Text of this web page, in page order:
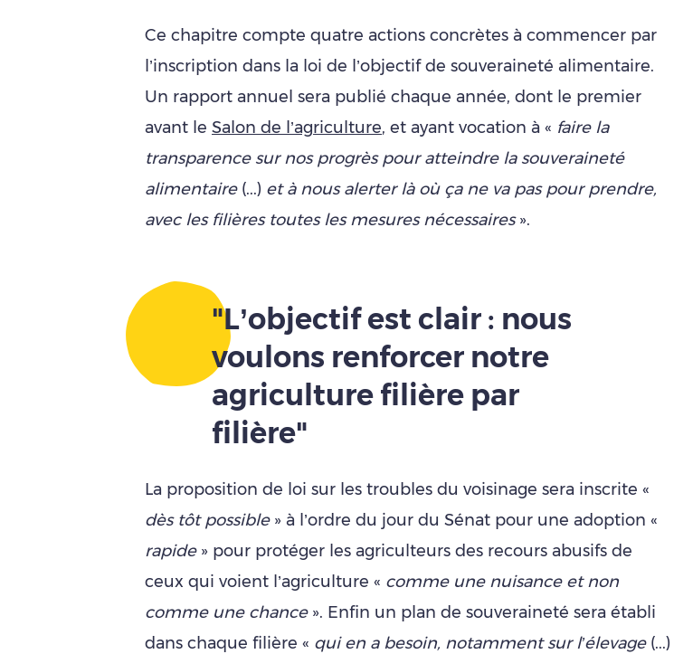
Ce chapitre compte quatre actions concrètes à commencer par
l’inscription dans la loi de l’objectif de souveraineté alimentaire.
Un rapport annuel sera publié chaque année, dont le premier
avant le Salon de l’agriculture, et ayant vocation à « faire la
transparence sur nos progrès pour atteindre la souveraineté
alimentaire(...) et à nous alerter là où ça ne va pas pour prendre,
avec les filières toutes les mesures nécessaires».
"L’objectif est clair : nous
voulons renforcer notre
agriculture filière par
filière"
La proposition de loi sur les troubles du voisinage sera inscrite «
dès tôt possible» à l’ordre du jour du Sénat pour une adoption «
rapide» pour protéger les agriculteurs des recours abusifs de
ceux qui voient l’agriculture « comme une nuisance et non
comme une chance». Enfin un plan de souveraineté sera établi
dans chaque filière « qui en a besoin, notamment sur l’élevage(...)